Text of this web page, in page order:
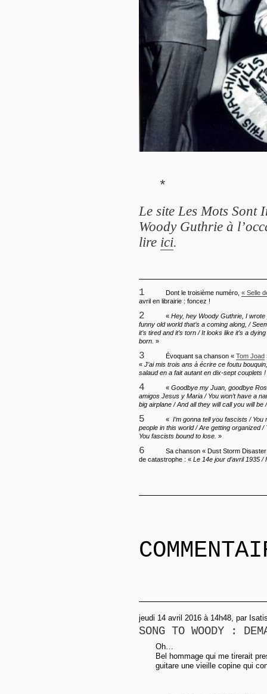
*
Le site Les Mots
Woody Guthrie à
lire ici.
1 Dont le troisième numéro, « Selle
avril en librairie : foncez !
2 « Hey, hey Woody Guthrie, I
funny old world that’s a coming along, /
it’s tired and it’s torn / It looks like it’s a
born. »
3 Évoquant sa chanson « Tom Joad
« J’ai mis trois ans à écrire ce foutu
salaud en a fait autant en dix-sept couplets !
4 « Goodbye my Juan, goodbye
amigos Jesus y Maria / You won’t have a
big airplane / And all they will call you will be
5 « I’m gonna tell you fascists /
people in this world / Are getting organized /
You fascists bound to lose. »
6
de catastrophe : « Le 14e jour d’avril 1935 /
jeudi 14 avril 2016 à 14h48, par
SONG TO WOODY :
Oh…
Bel hommage qui me tirerait
guitare une vieille copine qui